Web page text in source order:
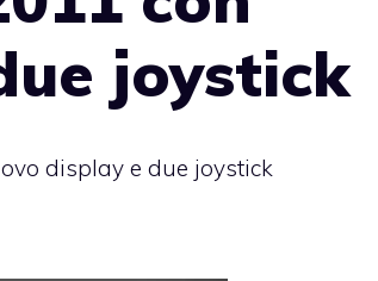
joystick
display e due joystick